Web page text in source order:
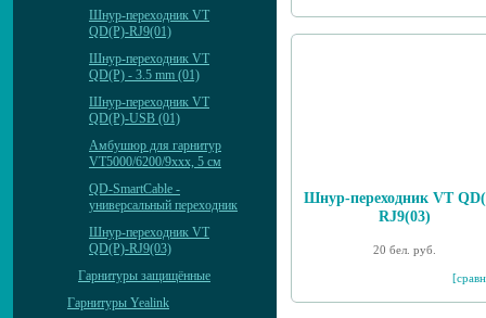
Шнур-переходник VT
QD(P)-RJ9(01)
Шнур-переходник VT
QD(P) - 3.5 mm (01)
Шнур-переходник VT
QD(P)-USB (01)
Амбушюр для гарнитур
VT5000/6200/9xxx, 5 см
QD-SmartCable -
универсальный переходник
Шнур-переходник VT
QD(P)-RJ9(03)
Гарнитуры защищённые
Гарнитуры Yealink
Шнур-переходник VT
RJ9(03)
20 бел. руб.